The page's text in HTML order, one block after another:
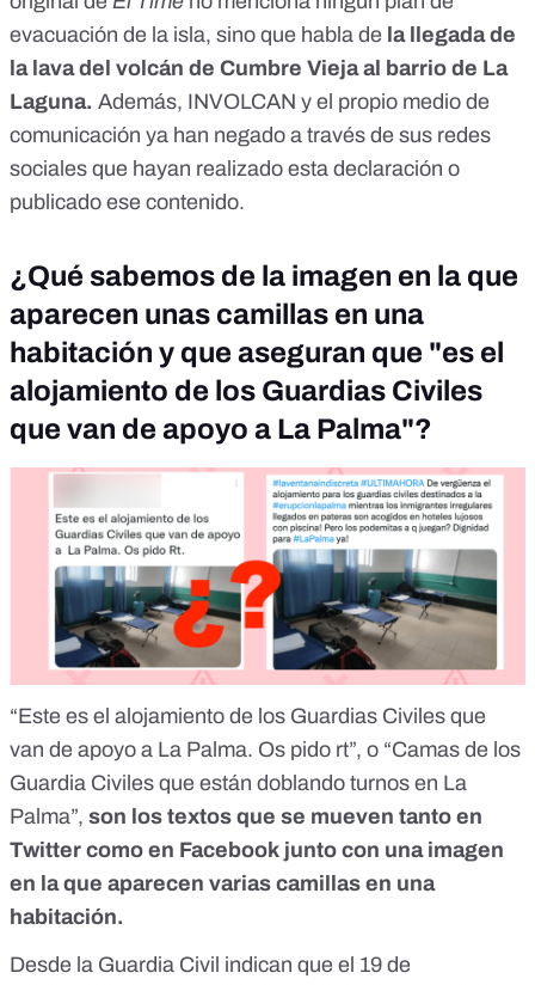
evacuación de la isla, sino que habla de la llegada de
la lava del volcán de Cumbre Vieja al barrio de La
Laguna. Además, INVOLCAN y el propio medio de
comunicación ya han negado a través de sus redes
sociales que hayan realizado esta declaración o
publicado ese contenido.
¿Qué sabemos de la imagen en la que
aparecen unas camillas en una
habitación y que aseguran que "es el
alojamiento de los Guardias Civiles
que van de apoyo a La Palma"?
“Este es el alojamiento de los Guardias Civiles que
van de apoyo a La Palma. Os pido rt”, o “Camas de los
Guardia Civiles que están doblando turnos en La
Palma”, son los textos que se mueven tanto en
Twitter como en Facebook junto con una imagen
en la que aparecen varias camillas en una
habitación.
Desde la Guardia Civil indican que el 19 de